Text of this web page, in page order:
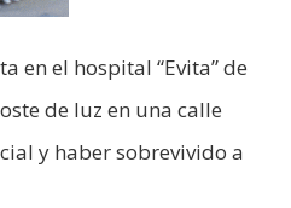
en el hospital “Evita” de
de luz en una calle
y haber sobrevivido a